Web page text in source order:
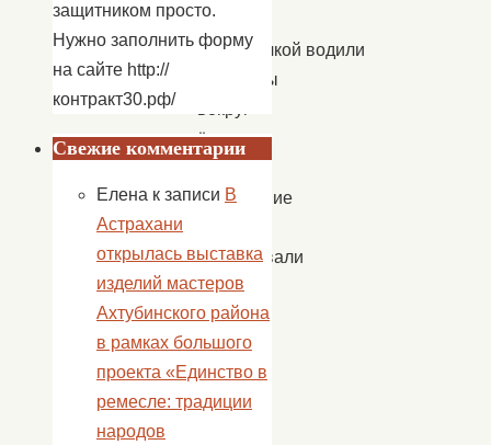
и
Снегурочкой водили
хороводы
ёлки,
новогодние
разгадывали
загадки,
играли
в
игры.
Каждый
защитником просто.
Нужно заполнить форму
на сайте http://
контракт30.рф/
Свежие комментарии
Елена к записи В
Астрахани
открылась выставка
изделий мастеров
Ахтубинского района
в рамках большого
проекта «Единство в
ремесле: традиции
народов